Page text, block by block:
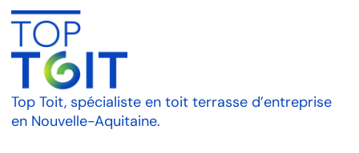
Top Toit, spécialiste en toit terrasse d’entreprise
en Nouvelle-Aquitaine.